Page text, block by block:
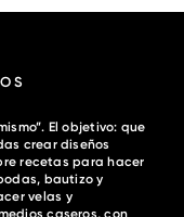
El objetivo: que
crear diseños
recetas para hacer
bautizo y
velas y
caseros, con